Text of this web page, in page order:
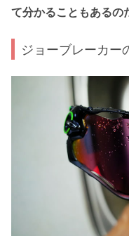
て分かることもあるの
ジョーブレーカー